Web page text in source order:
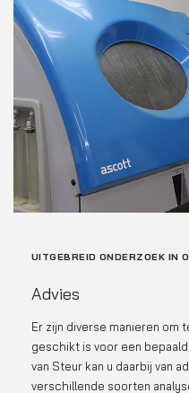
UITGEBREID ONDERZOEK IN
Advies
Er zijn diverse manieren om
geschikt is voor een
van Steur kan u daarbij van
verschillende soorten